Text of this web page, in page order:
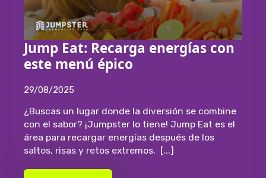
Jump Eat: Recarga energías con
este menú épico
29/08/2025
¿Buscas un lugar donde la diversión se combine
con el sabor? ¡Jumpster lo tiene! Jump Eat es el
área para recargar energías después de los
saltos, risas y retos extremos. [...]